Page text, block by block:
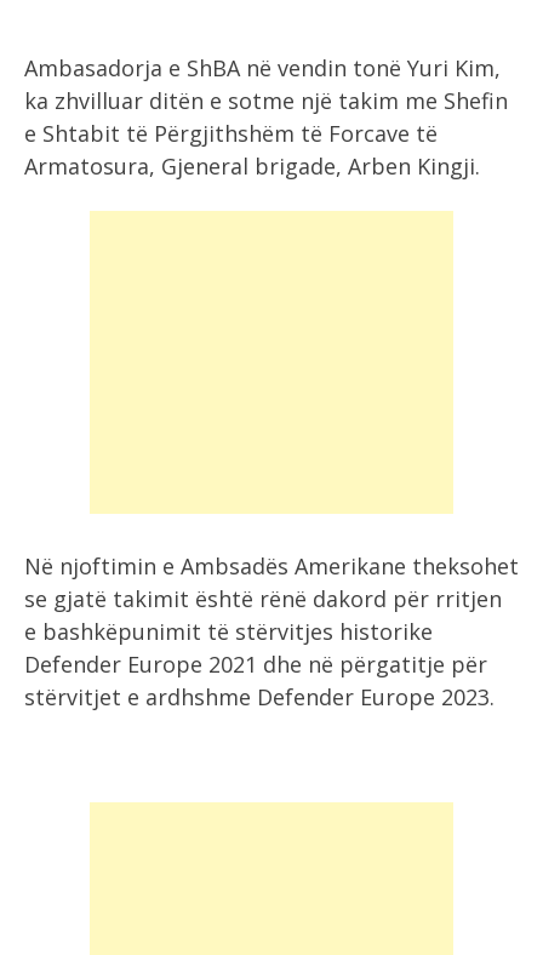
Ambasadorja e ShBA në vendin tonë Yuri Kim,
ka zhvilluar ditën e sotme një takim me Shefin
e Shtabit të Përgjithshëm të Forcave të
Armatosura, Gjeneral brigade, Arben Kingji.
Në njoftimin e Ambsadës Amerikane theksohet
se gjatë takimit është rënë dakord për rritjen
e bashkëpunimit të stërvitjes historike
Defender Europe 2021 dhe në përgatitje për
stërvitjet e ardhshme Defender Europe 2023.